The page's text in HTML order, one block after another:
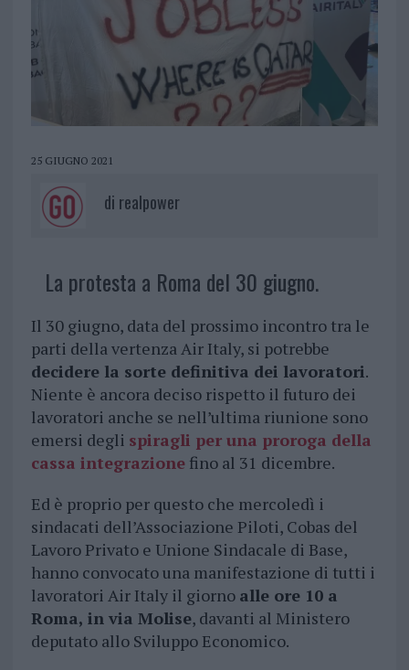
25 GIUGNO 2021
di realpower
La protesta a Roma del 30 giugno.
Il 30 giugno, data del prossimo incontro tra le
parti della vertenza Air Italy, si potrebbe
decidere la sorte definitiva dei lavoratori.
Niente è ancora deciso rispetto il futuro dei
lavoratori anche se nell’ultima riunione sono
emersi degli spiragli per una proroga della
cassa integrazionefino al 31 dicembre.
Ed è proprio per questo che mercoledì i
sindacati dell’Associazione Piloti, Cobas del
Lavoro Privato e Unione Sindacale di Base,
hanno convocato una manifestazione di tutti i
lavoratori Air Italy il giorno alle ore 10 a
Roma, in via Molise, davanti al Ministero
deputato allo Sviluppo Economico.